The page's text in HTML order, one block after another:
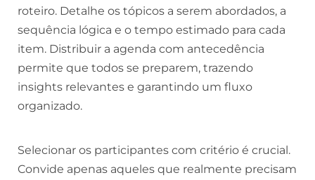
roteiro. Detalhe os tópicos a serem abordados, a
sequência lógica e o tempo estimado para cada
item. Distribuir a agenda com antecedência
permite que todos se preparem, trazendo
insights relevantes e garantindo um fluxo
organizado.
Selecionar os participantes com critério é crucial.
Convide apenas aqueles que realmente precisam